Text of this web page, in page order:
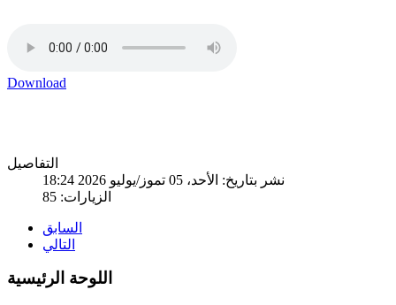
Download
التفاصيل
نشر بتاريخ: الأحد، 05 تموز/يوليو 2026 18:24
الزيارات: 85
السابق
التالي
اللوحة الرئيسية